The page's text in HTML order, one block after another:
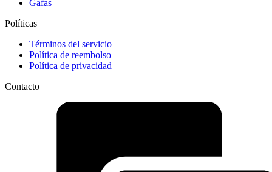
Gafas
Políticas
Términos del servicio
Política de reembolso
Política de privacidad
Contacto